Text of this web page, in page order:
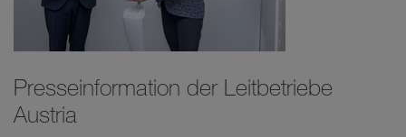
Presseinformation der Leitbetriebe
Austria